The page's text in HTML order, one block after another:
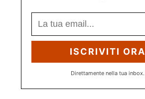
ISCRIVITI ORA
Direttamente nella tua inbox.